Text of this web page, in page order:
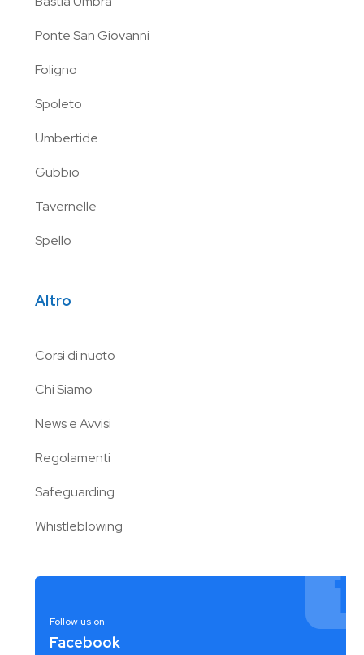
Ponte San Giovanni
Foligno
Spoleto
Umbertide
Gubbio
Tavernelle
Spello
Altro
Corsi di nuoto
Chi Siamo
News e Avvisi
Regolamenti
Safeguarding
Whistleblowing
Follow us on
Facebook